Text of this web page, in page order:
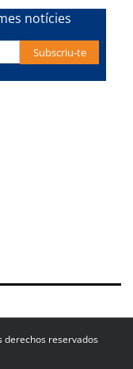
notícies
derechos reservados